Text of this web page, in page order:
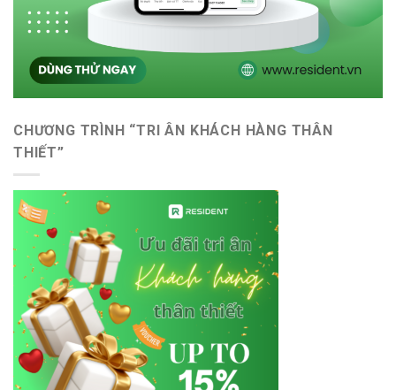
CHƯƠNG TRÌNH “TRI ÂN KHÁCH HÀNG THÂN
THIẾT”